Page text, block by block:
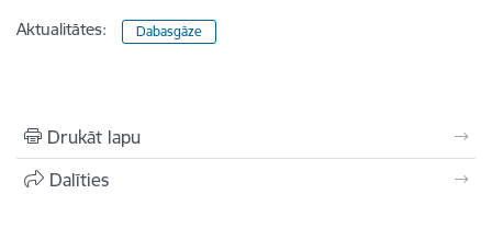
Aktualitātes: Dabasgāze
Drukāt lapu
Dalīties